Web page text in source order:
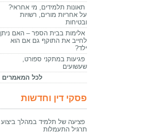
תאונות תלמידים, מי אחראי?
על אחריות מורים, רשויות
ובטיחות
אלימות בבית הספר – האם ניתן
לחייב את התוקף גם אם הוא
ילד?
פגיעות במתקני ספורט,
שעשועים
לכל המאמרים
פסקי דין וחדשות
פציעה של תלמיד במהלך ביצוע
תרגיל התעמלות